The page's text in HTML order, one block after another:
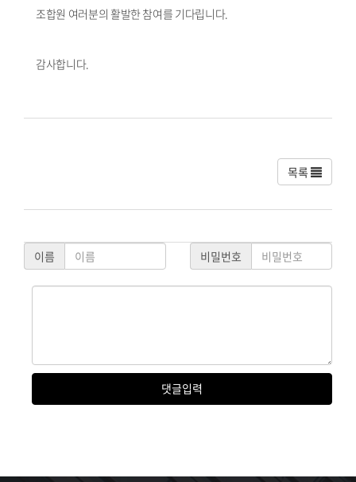
조합원 여러분의 활발한 참여를 기다립니다.
감사합니다.
목록
이름 비밀번호
댓글입력